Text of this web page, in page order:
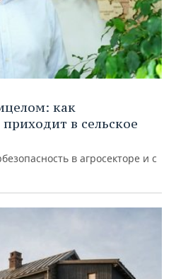
как
в сельское
в агросекторе и с